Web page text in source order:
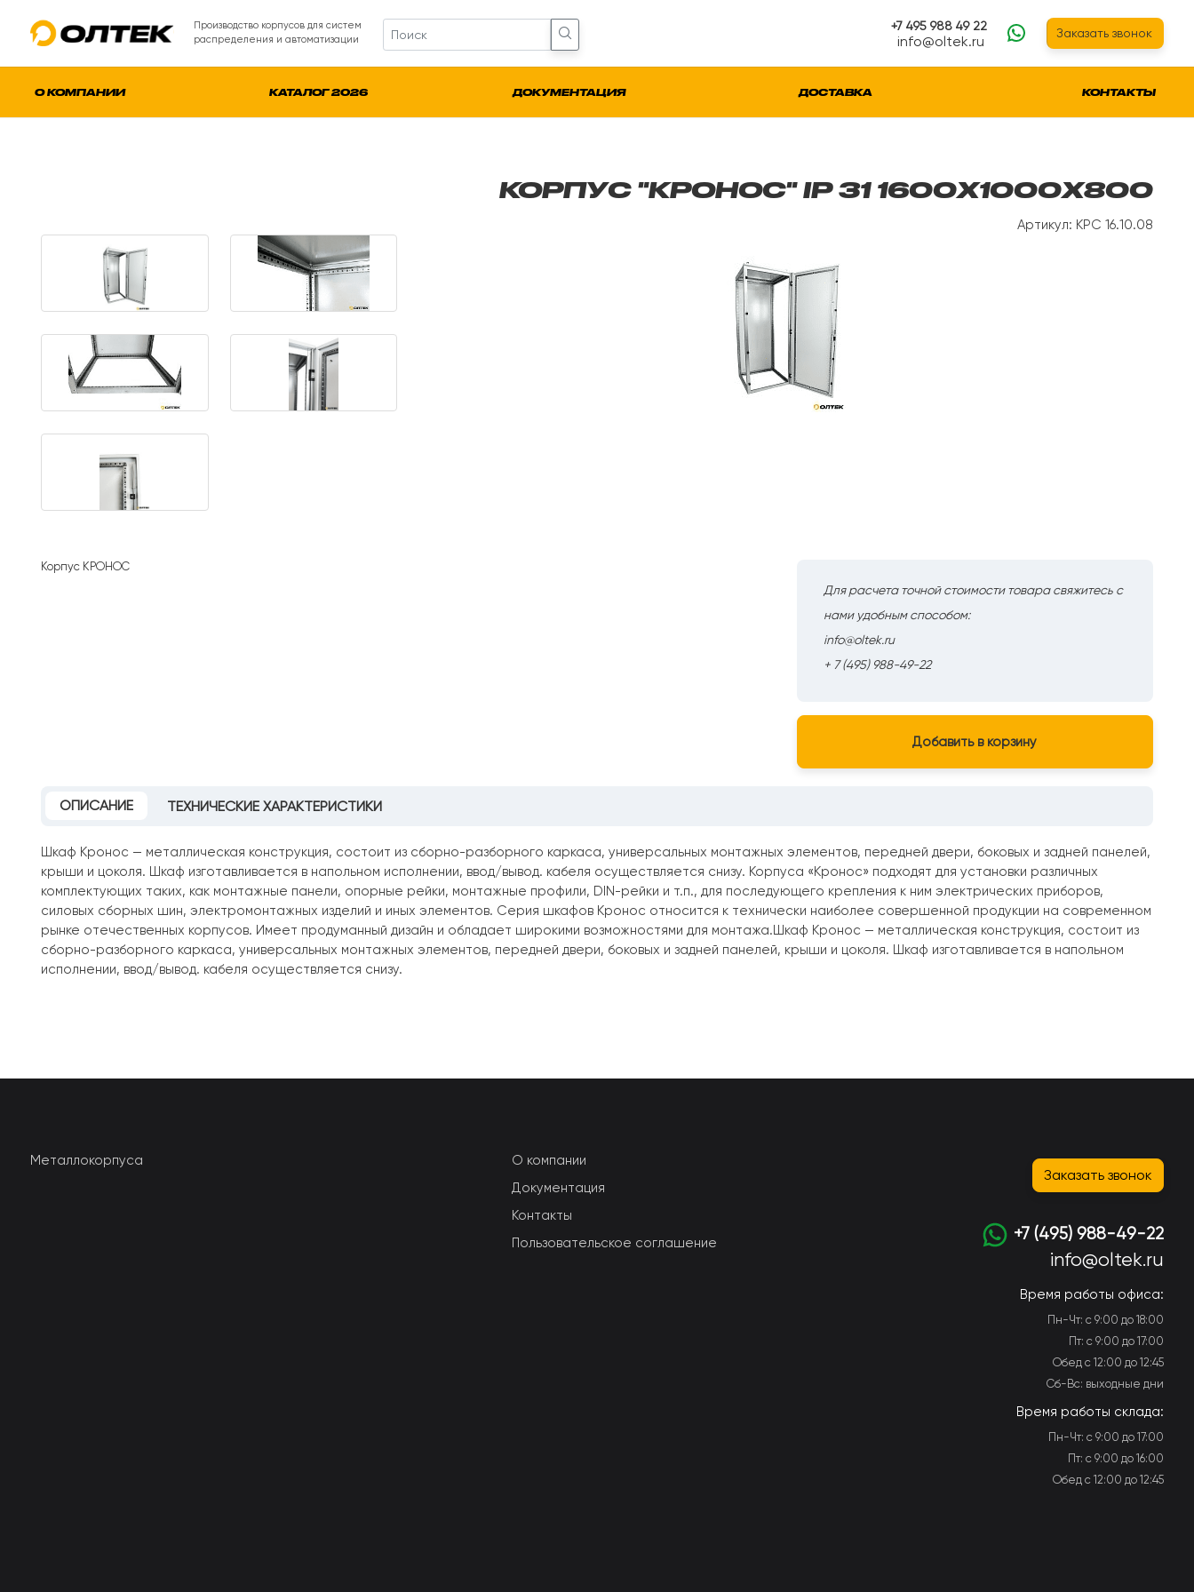
Производство корпусов для систем
распределения и автоматизации
+7 495 988 49 22
info@oltek.ru
Заказать звонок
О КОМПАНИИ КАТАЛОГ 2026 ДОКУМЕНТАЦИЯ ДОСТАВКА КОНТАКТЫ
КОРПУС "КРОНОС" IP 31 1600Х1000Х800
Артикул: КРС 16.10.08
Корпус КРОНОС
Для расчета точной стоимости товара свяжитесь с
нами удобным способом:
info@oltek.ru
+ 7 (495) 988-49-22
Добавить в корзину
ОПИСАНИЕ ТЕХНИЧЕСКИЕ ХАРАКТЕРИСТИКИ
Шкаф Кронос — металлическая конструкция, состоит из сборно-разборного каркаса, универсальных монтажных элементов, передней двери, боковых и задней панелей,
крыши и цоколя. Шкаф изготавливается в напольном исполнении, ввод/вывод. кабеля осуществляется снизу. Корпуса «Кронос» подходят для установки различных
комплектующих таких, как монтажные панели, опорные рейки, монтажные профили, DIN-рейки и т.п., для последующего крепления к ним электрических приборов,
силовых сборных шин, электромонтажных изделий и иных элементов. Серия шкафов Кронос относится к технически наиболее совершенной продукции на современном
рынке отечественных корпусов. Имеет продуманный дизайн и обладает широкими возможностями для монтажа.Шкаф Кронос — металлическая конструкция, состоит из
сборно-разборного каркаса, универсальных монтажных элементов, передней двери, боковых и задней панелей, крыши и цоколя. Шкаф изготавливается в напольном
исполнении, ввод/вывод. кабеля осуществляется снизу.
Металлокорпуса
О компании
Документация
Контакты
Пользовательское соглашение
Заказать звонок
+7 (495) 988-49-22
info@oltek.ru
Время работы офиса:
Пн-Чт: с 9:00 до 18:00
Пт: с 9:00 до 17:00
Обед с 12:00 до 12:45
Сб-Вс: выходные дни
Время работы склада:
Пн-Чт: с 9:00 до 17:00
Пт: с 9:00 до 16:00
Обед с 12:00 до 12:45